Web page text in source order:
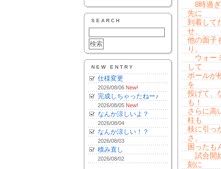
SEARCH
NEW ENTRY
仕様変更
2026/08/06 New!
完成しちゃったねー♪
2026/08/05 New!
なんか涼しいよ？
2026/08/04
なんか涼しい！？
2026/08/03
積み直し
2026/08/02
8時過ぎ
先に
到着して
せ、
他の面子
り。
ウォー
して
ボールが
を
投げて、
も！
さらに高
柱も
枝に引っ
さ。
困ったも
試合開
刻に